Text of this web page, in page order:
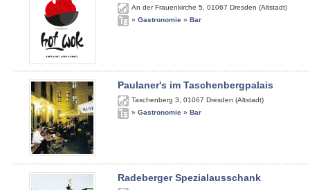
An der Frauenkirche 5 01067 Dresden (Altstadt)
» Gastronomie » Bar
Paulaner's im Taschenbergpalais
Taschenberg 3 01067 Dresden (Altstadt)
» Gastronomie » Bar
Radeberger Spezialausschank